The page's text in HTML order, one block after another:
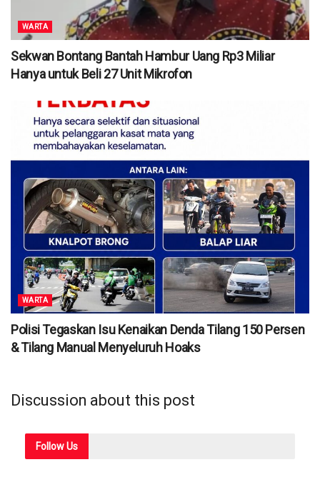
WARTA
Sekwan Bontang Bantah Hambur Uang Rp3 Miliar
Hanya untuk Beli 27 Unit Mikrofon
WARTA
Polisi Tegaskan Isu Kenaikan Denda Tilang 150 Persen
& Tilang Manual Menyeluruh Hoaks
Discussion about this post
FollowUs